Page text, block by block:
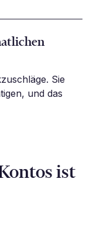
Sie
und das
ist